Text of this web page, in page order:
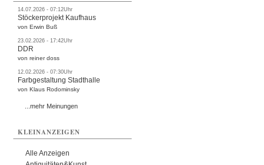
14.07.2026 - 07:12Uhr
Stöckerprojekt Kaufhaus
von Erwin Buß
23.02.2026 - 17:42Uhr
DDR
von reiner doss
12.02.2026 - 07:30Uhr
Farbgestaltung Stadthalle
von Klaus Rodominsky
...mehr Meinungen
KLEINANZEIGEN
Alle Anzeigen